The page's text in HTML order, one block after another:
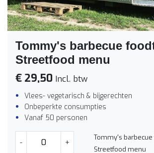
Tommy's barbecue
Streetfood menu
€ 29,50 Incl. btw
Vlees- vegetarisch & bijgerechten
Onbeperkte consumpties
Vanaf 50 personen
- +
Tommy's barbecue
Streetfood menu